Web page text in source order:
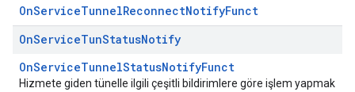
OnServiceTunnelReconnectNotifyFunct
OnServiceTunStatusNotify
OnServiceTunnelStatusNotifyFunct
Hizmete giden tünelle ilgili çeşitli bildirimlere göre işlem yapmak